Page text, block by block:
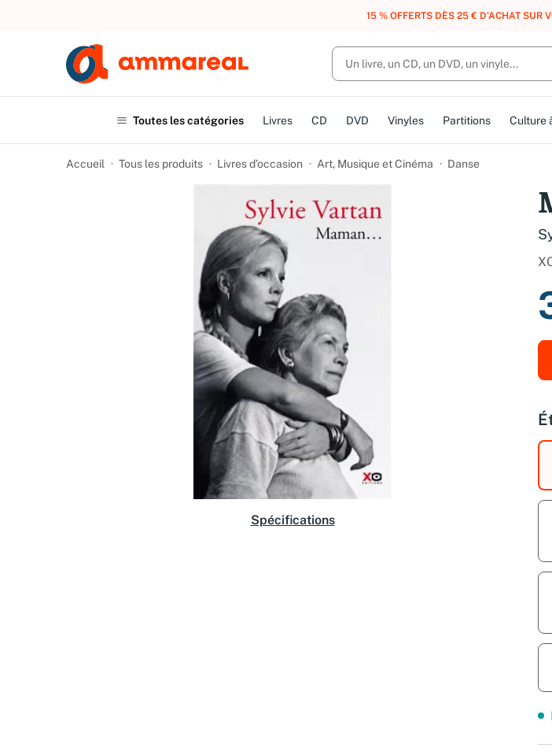
UN ACHAT, DES POINTS, DES RÉCOMPENSES :
Toutes les catégories Livres CD DVD Vinyles Partitions Culture
Accueil Tous les produits Livres d’occasion Art, Musique et Cinéma Danse
Spécifications